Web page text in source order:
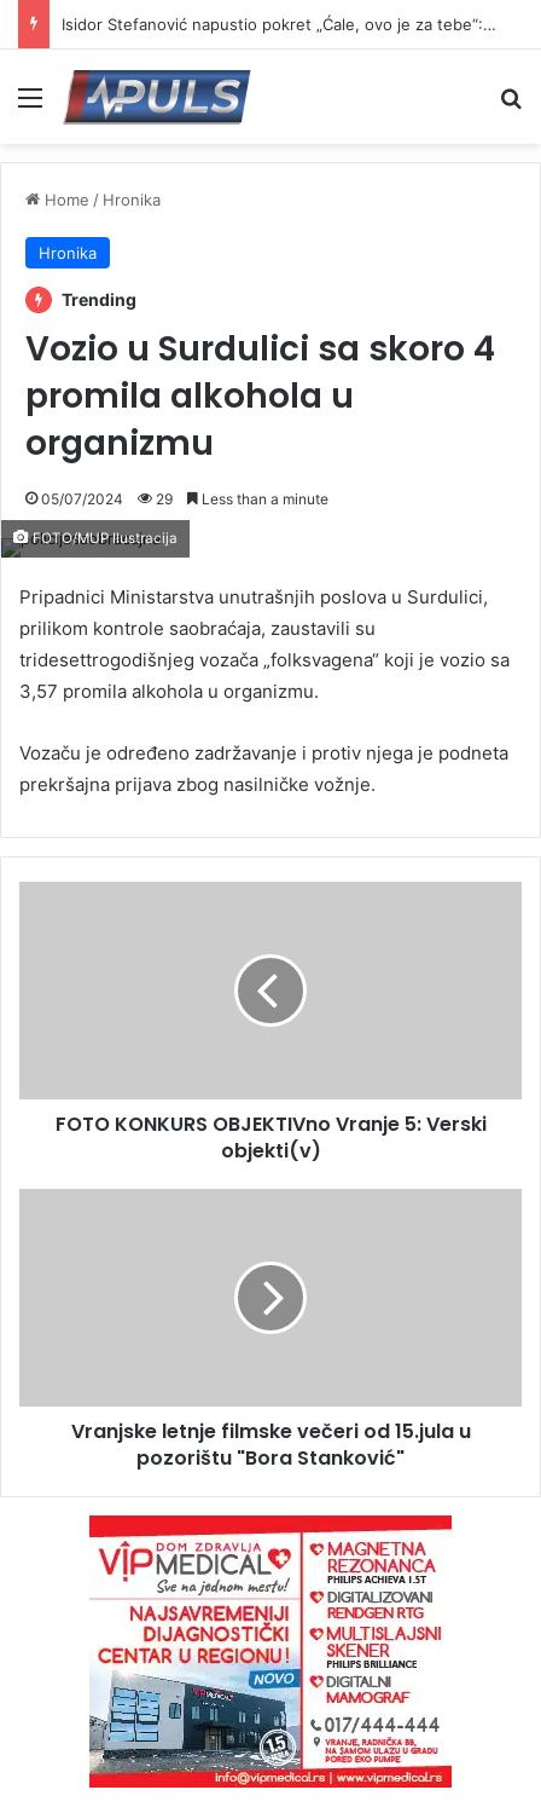
Isidor Stefanović napustio pokret „Ćale, ovo je za tebe“: Najavio formiranje novog pokreta
Menu
Home / Hronika
Hronika
Trending
Vozio u Surdulici sa skoro 4
promila alkohola u
organizmu
05/07/2024 29 Less than a minute
FOTO/MUP Ilustracija
Pripadnici Ministarstva unutrašnjih poslova u Surdulici,
prilikom kontrole saobraćaja, zaustavili su
tridesettrogodišnjeg vozača „folksvagena“ koji je vozio sa
3,57 promila alkohola u organizmu.
Vozaču je određeno zadržavanje i protiv njega je podneta
prekršajna prijava zbog nasilničke vožnje.
FOTO KONKURS OBJEKTIVno Vranje 5: Verski
objekti(v)
Vranjske letnje filmske večeri od 15.jula u
pozorištu "Bora Stanković"